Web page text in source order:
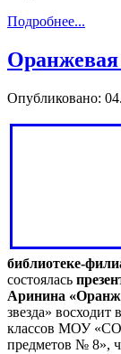
Подробнее...
Оранжевая
Опубликовано:
библиотеке-
состоялась
Аринина
звезда» восходит
классов МОУ
предметов № 8»,